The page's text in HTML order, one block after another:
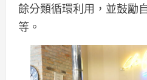
餘分類循環利用，並鼓勵
等。